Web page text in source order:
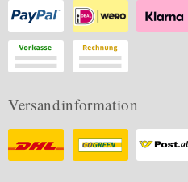
Versandinformation